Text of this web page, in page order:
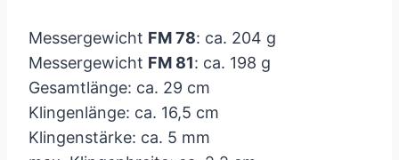
Messergewicht FM 78: ca. 204 g
Messergewicht FM 81: ca. 198 g
Gesamtlänge: ca. 29 cm
Klingenlänge: ca. 16,5 cm
Klingenstärke: ca. 5 mm